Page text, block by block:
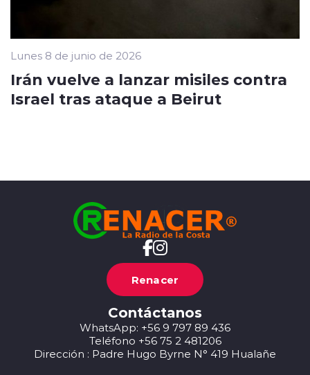
Lunes 8 de junio de 2026
Irán vuelve a lanzar misiles contra
Israel tras ataque a Beirut
Renacer
Contáctanos
WhatsApp: +56 9 797 89 436
Teléfono +56 75 2 481206
Dirección : Padre Hugo Byrne N° 419 Hualañe